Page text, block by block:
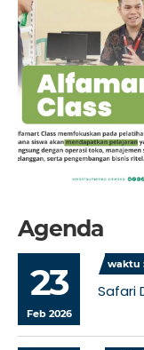
Agenda
23
Feb 2026
waktu :
Safari